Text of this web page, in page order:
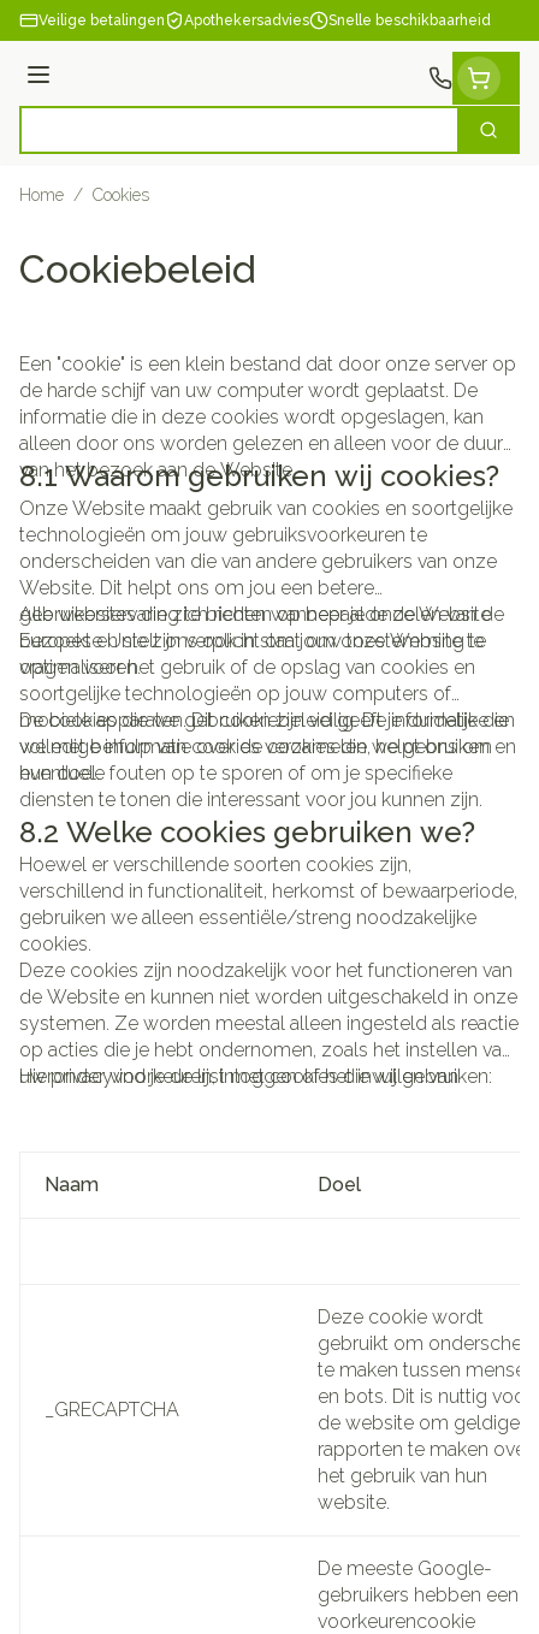
Ga naar de inhoud
Veilige betalingen Apothekersadvies Snelle beschikbaarheid
Menu
Zoek
Home / Cookies
Cookiebeleid
Een "cookie" is een klein bestand dat door onze server op
de harde schijf van uw computer wordt geplaatst. De
informatie die in deze cookies wordt opgeslagen, kan
alleen door ons worden gelezen en alleen voor de duur
van het bezoek aan de Website.
8.1 Waarom gebruiken wij cookies?
Onze Website maakt gebruik van cookies en soortgelijke
technologieën om jouw gebruiksvoorkeuren te
onderscheiden van die van andere gebruikers van onze
Website. Dit helpt ons om jou een betere
gebruikerservaring te bieden wanneer je onze Website
bezoekt en stelt ons ook in staat om onze Website te
optimaliseren.
Alle websites die zich richten op bepaalde delen van de
Europese Unie zijn verplicht om jouw toestemming te
vragen voor het gebruik of de opslag van cookies en
soortgelijke technologieën op jouw computers of
mobiele apparaten. Dit cookiebeleid geeft je duidelijke en
volledige informatie over de cookies die we gebruiken en
hun doel.
De cookies die we gebruiken zijn veilig. De informatie die
we met behulp van cookies verzamelen, helpt ons om
eventuele fouten op te sporen of om je specifieke
diensten te tonen die interessant voor jou kunnen zijn.
8.2 Welke cookies gebruiken we?
Hoewel er verschillende soorten cookies zijn,
verschillend in functionaliteit, herkomst of bewaarperiode,
gebruiken we alleen essentiële/streng noodzakelijke
cookies.
Deze cookies zijn noodzakelijk voor het functioneren van
de Website en kunnen niet worden uitgeschakeld in onze
systemen. Ze worden meestal alleen ingesteld als reactie
op acties die je hebt ondernomen, zoals het instellen van
uw privacyvoorkeuren, inloggen of het invullen van
Hieronder vind je de lijst met cookies die wij gebruiken:
Naam Doel
_GRECAPTCHA
Deze cookie wordt
gebruikt om onderscheid
te maken tussen mensen
en bots. Dit is nuttig voor
de website om geldige
rapporten te maken over
het gebruik van hun
website.
De meeste Google-
gebruikers hebben een
voorkeurencookie